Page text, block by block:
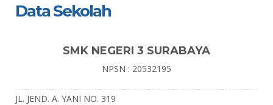
Data Sekolah
SMK NEGERI 3 SURABAYA
NPSN : 20532195
JL. JEND. A. YANI NO. 319